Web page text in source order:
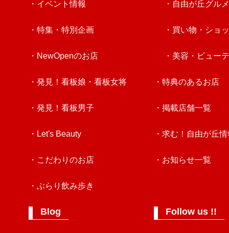
・イベント情報
・特集・特別企画
・NewOpenのお店
・発見！看板娘・看板女将
・発見！看板男子
・Let's Beauty
・こだわりのお店
・ぶらり飲み歩き
Blog
・自由が丘グルメ
・買い物・ショ
・美容・ビュー
・特典のあるお店
・掲載店舗一覧
・求む！自由が丘
・お知らせ一覧
Follow us !!